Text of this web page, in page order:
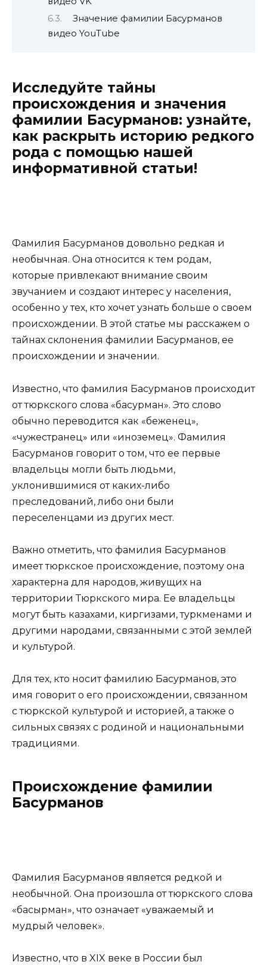
Значение фамилии Басурманов
видео YouTube
Исследуйте тайны
происхождения и значения
фамилии Басурманов: узнайте,
как раскрыть историю редкого
рода с помощью нашей
информативной статьи!
Фамилия Басурманов довольно редкая и
необычная. Она относится к тем родам,
которые привлекают внимание своим
звучанием и создают интерес у населения,
особенно у тех, кто хочет узнать больше о своем
происхождении. В этой статье мы расскажем о
тайнах склонения фамилии Басурманов, ее
происхождении и значении.
Известно, что фамилия Басурманов происходит
от тюркского слова «басурман». Это слово
обычно переводится как «беженец»,
«чужестранец» или «иноземец». Фамилия
Басурманов говорит о том, что ее первые
владельцы могли быть людьми,
уклонившимися от каких-либо
преследований, либо они были
переселенцами из других мест.
Важно отметить, что фамилия Басурманов
имеет тюркское происхождение, поэтому она
характерна для народов, живущих на
территории Тюркского мира. Ее владельцы
могут быть казахами, киргизами, туркменами и
другими народами, связанными с этой землей
и культурой.
Для тех, кто носит фамилию Басурманов, это
имя говорит о его происхождении, связанном
с тюркской культурой и историей, а также о
сильных связях с родиной и национальными
традициями.
Происхождение фамилии
Басурманов
Фамилия Басурманов является редкой и
необычной. Она произошла от тюркского слова
«басырман», что означает «уважаемый и
мудрый человек».
Известно, что в XIX веке в России был